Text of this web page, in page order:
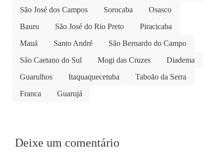
São José dos Campos
Sorocaba
Osasco
Bauru
São José do Rio Preto
Piracicaba
Mauá
Santo André
São Bernardo do Campo
São Caetano do Sul
Mogi das Cruzes
Diadema
Guarulhos
Itaquaquecetuba
Taboão da Serra
Franca
Guarujá
Deixe um comentário